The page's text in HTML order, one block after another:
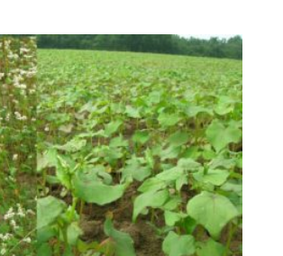
variations.
Les
options
peuvent
être
choisies
sur
la
page